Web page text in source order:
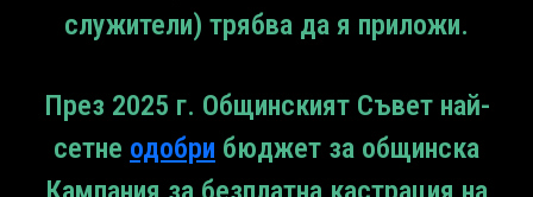
служители) трябва да я приложи.
През 2025 г. Общинският Съвет най-
сетне одобри бюджет за общинска